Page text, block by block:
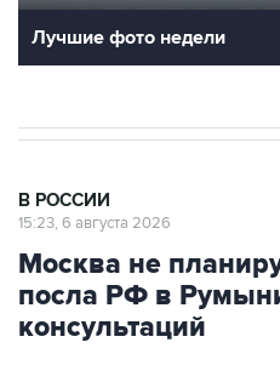
Лучшие фото недели
В РОССИИ
15:23, 6 августа 2026
Москва не
посла РФ в
консультаций